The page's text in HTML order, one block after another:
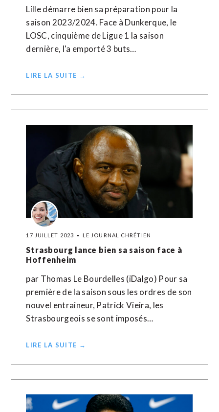
Lille démarre bien sa préparation pour la
saison 2023/2024. Face à Dunkerque, le
LOSC, cinquième de Ligue 1 la saison
dernière, l'a emporté 3 buts…
LIRE LA SUITE →
17 JUILLET 2023 LE JOURNAL CHRÉTIEN
Strasbourg lance bien sa saison face à
Hoffenheim
par Thomas Le Bourdelles (iDalgo) Pour sa
première de la saison sous les ordres de son
nouvel entraineur, Patrick Vieira, les
Strasbourgeois se sont imposés…
LIRE LA SUITE →